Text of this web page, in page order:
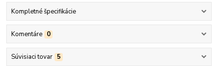
Kompletné špecifikácie
Komentáre 0
Súvisiaci tovar 5